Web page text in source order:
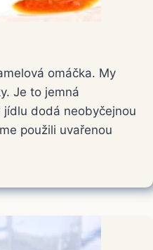
omáčka. My
Je to jemná
dodá neobyčejnou
použili uvařenou